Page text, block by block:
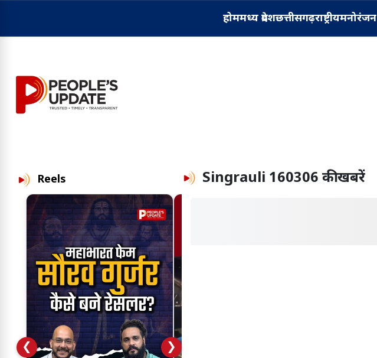
होममध्य प्रदेशछत्तीसगढ़राष्ट्रीयमनोरंजन
Reels
❮ ❯
Singrauli 160306 की खबरें